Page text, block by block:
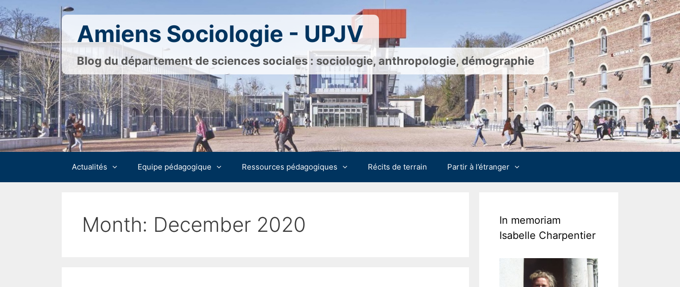
Skip
to
content
Amiens Sociologie - UPJV
Blog du département de sciences sociales : sociologie, anthropologie, démographie
Actualités Equipe pédagogique Ressources pédagogiques Récits de terrain Partir à l’étranger
Month: December 2020
In memoriam
Isabelle Charpentier